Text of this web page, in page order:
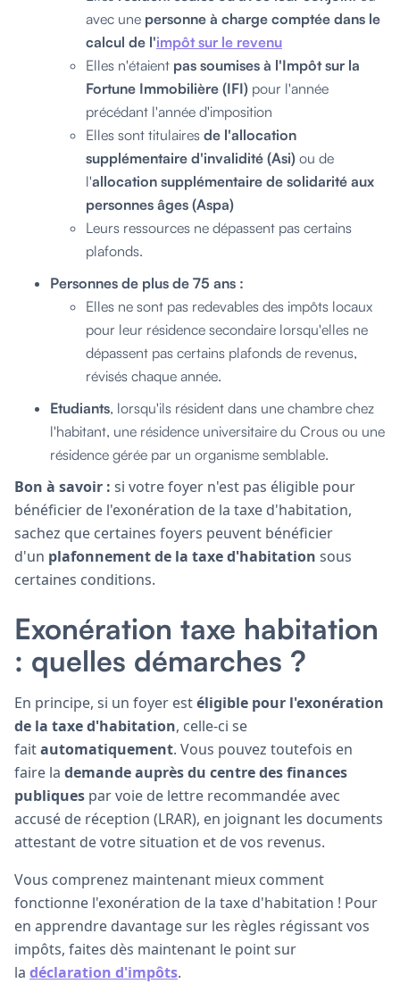
avec une personne à charge comptée dans le
calcul de l'impôt sur le revenu
Elles n'étaient pas soumises à l'Impôt sur la
Fortune Immobilière (IFI) pour l'année
précédant l'année d'imposition
Elles sont titulaires de l'allocation
supplémentaire d'invalidité (Asi) ou de
l'allocation supplémentaire de solidarité aux
personnes âges (Aspa)
Leurs ressources ne dépassent pas certains
plafonds.
Personnes de plus de 75 ans :
Elles ne sont pas redevables des impôts locaux
pour leur résidence secondaire lorsqu'elles ne
dépassent pas certains plafonds de revenus,
révisés chaque année.
Etudiants, lorsqu'ils résident dans une chambre chez
l'habitant, une résidence universitaire du Crous ou une
résidence gérée par un organisme semblable.
Bon à savoir : si votre foyer n'est pas éligible pour
bénéficier de l'exonération de la taxe d'habitation,
sachez que certaines foyers peuvent bénéficier
d'un plafonnement de la taxe d'habitation sous
certaines conditions.
Exonération taxe habitation
: quelles démarches ?
En principe, si un foyer estéligible pour l'exonération
de la taxe d'habitation, celle-ci se
faitautomatiquement. Vous pouvez toutefois en
faire la demande auprès du centre des finances
publiques par voie de lettre recommandée avec
accusé de réception (LRAR), en joignant les documents
attestant de votre situation et de vos revenus.
Vous comprenez maintenant mieux comment
fonctionne l'exonération de la taxe d'habitation ! Pour
en apprendre davantage sur les règles régissant vos
impôts, faites dès maintenant le point sur
la déclaration d'impôts.